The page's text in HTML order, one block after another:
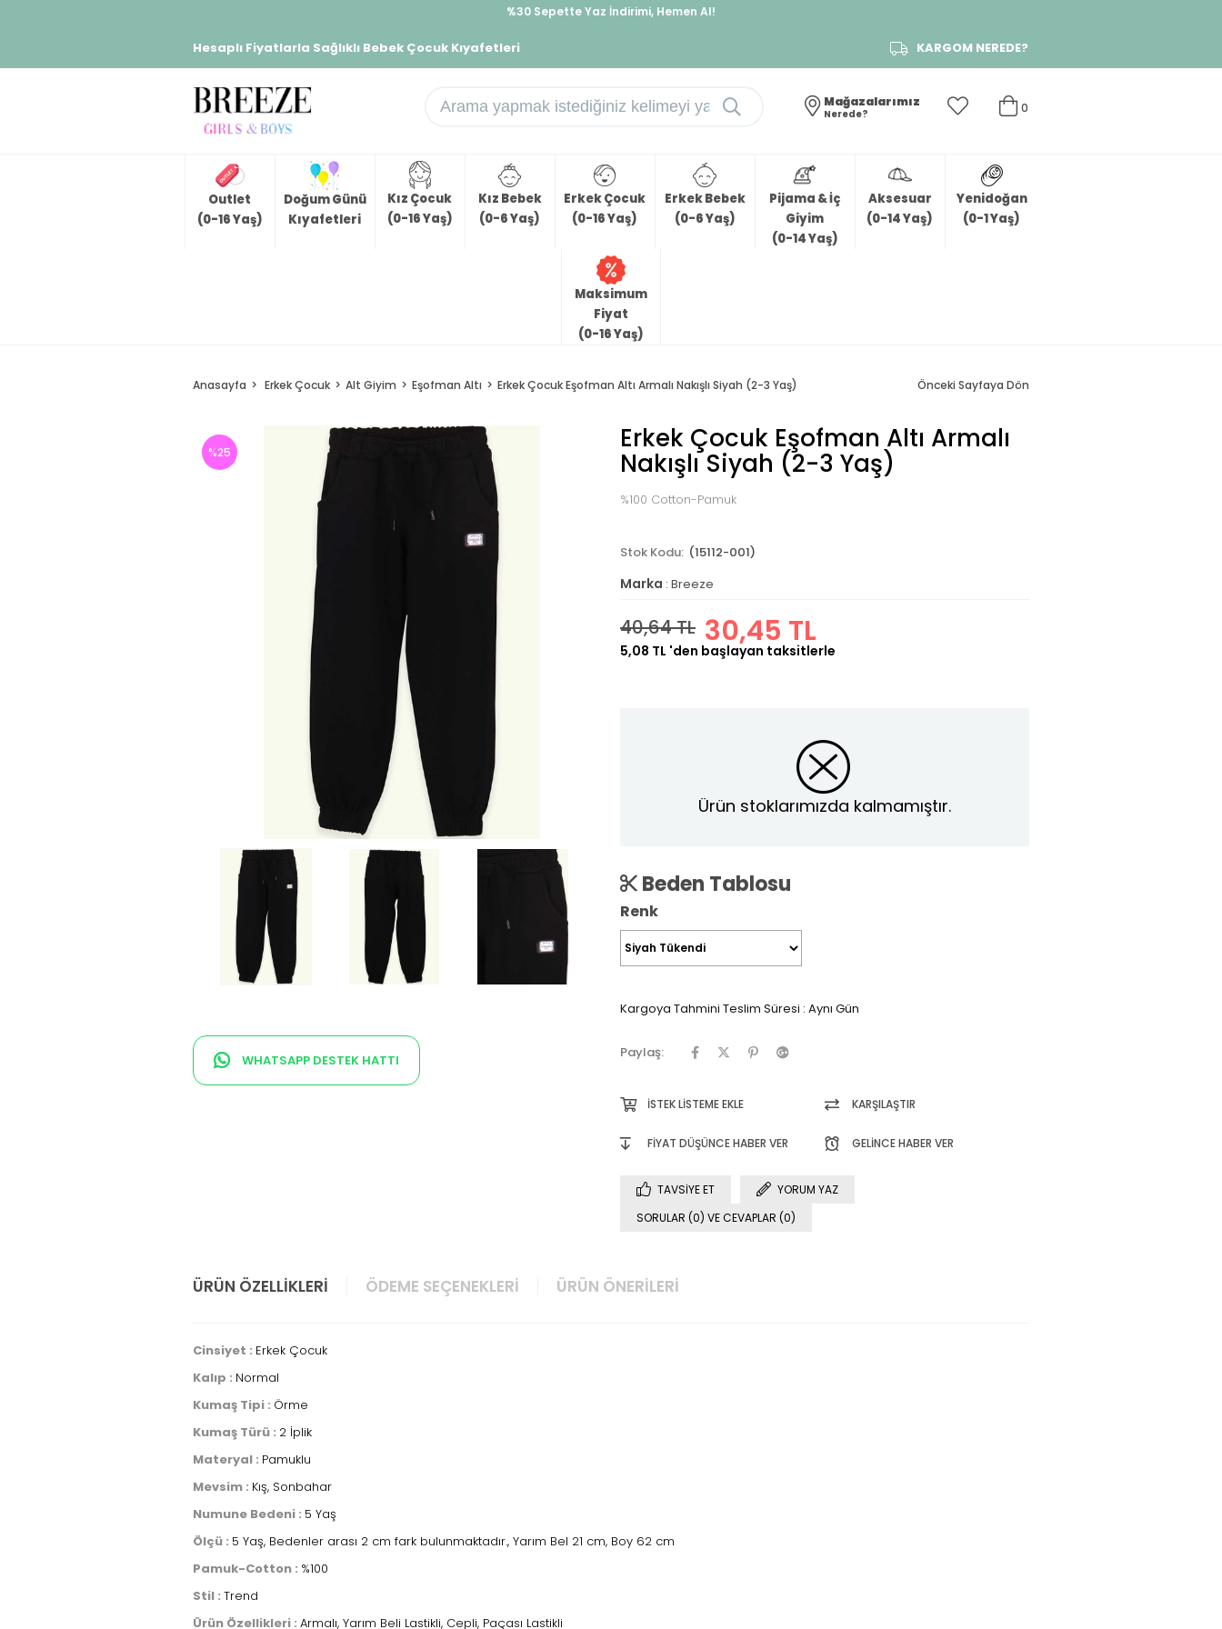
%30 Sepette Yaz İndirimi, Hemen Al!
Hesaplı Fiyatlarla Sağlıklı Bebek Çocuk Kıyafetleri KARGOM NEREDE?
0
Mağazalarımız
Nerede?
Outlet
(0-16 Yaş)
Doğum Günü
Kıyafetleri
Kız Çocuk
(0-16 Yaş)
Kız Bebek
(0-6 Yaş)
Erkek Çocuk
(0-16 Yaş)
Erkek Bebek
(0-6 Yaş)
Pijama & İç
Giyim
(0-14 Yaş)
Aksesuar
(0-14 Yaş)
Yenidoğan
(0-1 Yaş)
Maksimum
Fiyat
(0-16 Yaş)
Anasayfa Erkek Çocuk Alt Giyim Eşofman Altı Erkek Çocuk Eşofman Altı Armalı Nakışlı Siyah (2-3 Yaş) Önceki Sayfaya Dön
%25
WHATSAPP DESTEK HATTI
Erkek Çocuk Eşofman Altı Armalı
Nakışlı Siyah (2-3 Yaş)
%100 Cotton-Pamuk
(15112-001)
Marka : Breeze
40,64 TL 30,45 TL
5,08 TL 'den başlayan taksitlerle
Ürün stoklarımızda kalmamıştır.
Beden Tablosu
Renk
Kargoya Tahmini Teslim Süresi : Aynı Gün
Paylaş:
İSTEK LISTEME EKLE KARŞILAŞTIR
FIYAT DÜŞÜNCE HABER VER GELINCE HABER VER
TAVSIYE ET
YORUM YAZ
SORULAR (0) VE CEVAPLAR (0)
ÜRÜN ÖZELLIKLERI ÖDEME SEÇENEKLERI ÜRÜN ÖNERILERI
Cinsiyet : Erkek Çocuk
Kalıp : Normal
Kumaş Tipi : Örme
Kumaş Türü : 2 İplik
Materyal : Pamuklu
Mevsim : Kış, Sonbahar
Numune Bedeni : 5 Yaş
Ölçü : 5 Yaş, Bedenler arası 2 cm fark bulunmaktadır., Yarım Bel 21 cm, Boy 62 cm
Pamuk-Cotton : %100
Stil : Trend
Ürün Özellikleri : Armalı, Yarım Beli Lastikli, Cepli, Paçası Lastikli